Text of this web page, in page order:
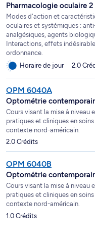
Pharmacologie oculaire 2
Modes d'action et
oculaires et systémiques :
analgésiques, agents
Interactions, effets
ordonnance.
Horaire de jour
2.0
OPM 6040A
Optométrie
Cours visant la mise à niveau
pratiques et cliniques en
contexte nord-américain.
2.0 Crédits
OPM 6040B
Optométrie
Cours visant la mise à niveau
pratiques et cliniques en
contexte nord-américain.
1.0 Crédits